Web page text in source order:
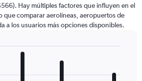
Hay múltiples factores que influyen en el
que comparar aerolíneas, aeropuertos de
a los usuarios más opciones disponibles.